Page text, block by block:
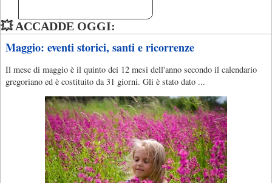
💥 ACCADDE OGGI:
Maggio: eventi storici, santi e ricorrenze
Il mese di maggio è il quinto dei 12 mesi dell'anno secondo il calendario
gregoriano ed è costituito da 31 giorni. Gli è stato dato ...